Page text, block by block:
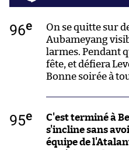
96e
On se quitte sur
Aubameyang
larmes. Pendant
fête, et défiera
Bonne soirée à
95e
C'est terminé à
s'incline sans
équipe de